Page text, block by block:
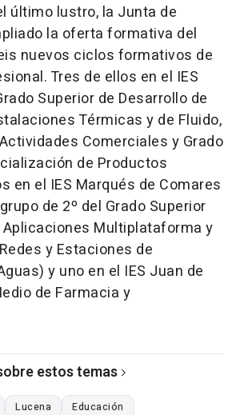
último lustro, la Junta de
la oferta formativa del
nuevos ciclos formativos de
Tres de ellos en el IES
Superior de Desarrollo de
Térmicas y de Fluido,
Comerciales y Grado
de Productos
en el IES Marqués de Comares
de 2º del Grado Superior
Aplicaciones Multiplataforma y
y Estaciones de
y uno en el IES Juan de
de Farmacia y
estos temas
Lucena Educación